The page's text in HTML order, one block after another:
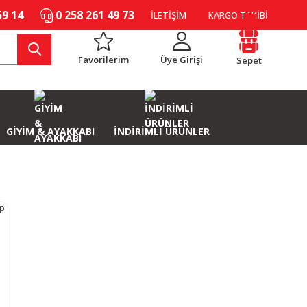
14 0 258 261 49 73 İLETİŞİM KARGO TAKİBİ
Favorilerim Üye Girişi Sepet
GİYİM & AYAKKABI İNDİRİMLİ ÜRÜNLER